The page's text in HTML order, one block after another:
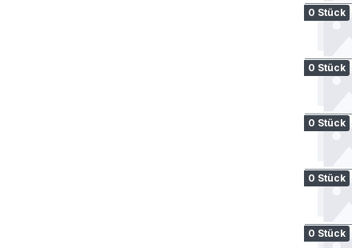
0 Stück
0 Stück
0 Stück
0 Stück
0 Stück